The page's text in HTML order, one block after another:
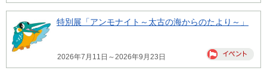
特別展「アンモナイト～太古の海からのたより～」
2026年7月11日～2026年9月23日